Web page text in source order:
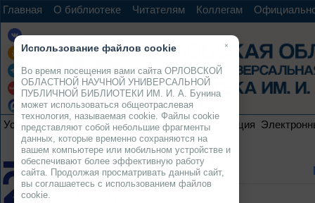
Главная О библиотеке Читателям Коллегам
Услуги Ресурсы Проекты Электронная коллекция
×
Использование файлов cookie
Во время посещения вами сайта ОРЛОВСКОЙ
ОБЛАСТНОЙ НАУЧНОЙ УНИВЕРСАЛЬНОЙ
ПУБЛИЧНОЙ БИБЛИОТЕКИ ИМ. И. А. Бунина
может использоваться общеотраслевая
технология, называемая cookie. Файлы cookie
представляют собой небольшие фрагменты
данных, которые временно сохраняются на
вашем компьютере или мобильном устройстве и
обеспечивают более эффективную работу
сайта. Продолжая просматривать данный сайт,
вы соглашаетесь с использованием файлов
cookie.